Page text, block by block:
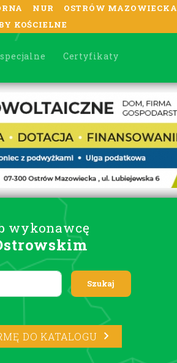
NUR OSTRÓW MAZOWIECKA
KOŚCIELNE
Certyfikaty
wykonawcę
DO KATALOGU